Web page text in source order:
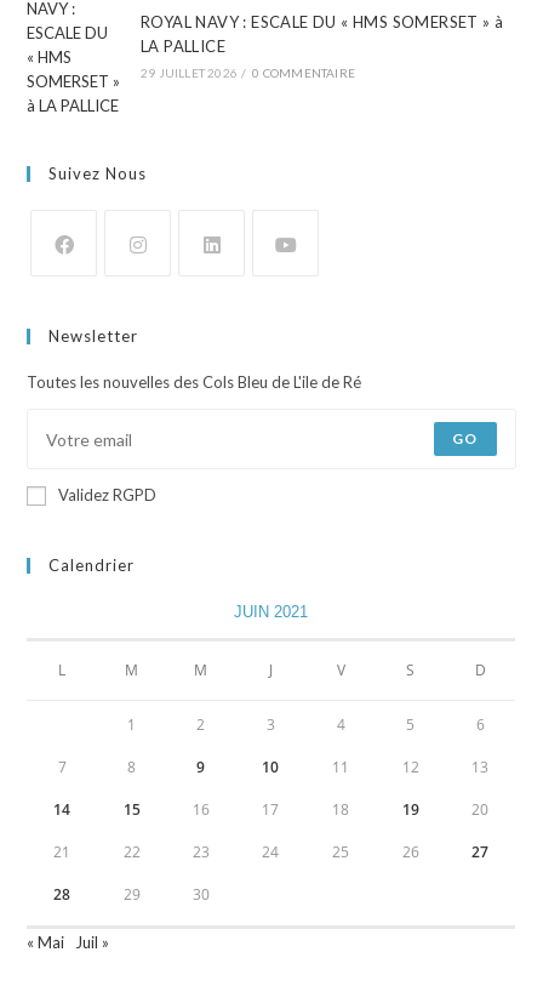
ROYAL NAVY : ESCALE DU « HMS SOMERSET » à
LA PALLICE
29 JUILLET 2026 / 0 COMMENTAIRE
Suivez Nous
Newsletter
Toutes les nouvelles des Cols Bleu de L'ile de Ré
GO
Validez RGPD
Calendrier
JUIN 2021
L M M J V S D
1 2 3 4 5 6
7 8 9 10 11 12 13
14 15 16 17 18 19 20
21 22 23 24 25 26 27
28 29 30
« Mai Juil »